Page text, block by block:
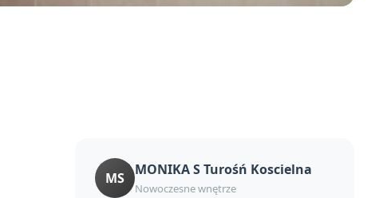
MS MONIKA S Turośń Koscielna
Nowoczesne wnętrze